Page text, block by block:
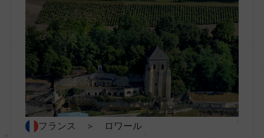
地区名
トゥーレーヌ
村名
種類 フランス ＞ ロワール